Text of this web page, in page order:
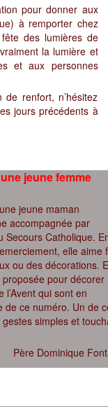
pour donner aux
à remporter chez
des lumières de
la lumière et
et aux personnes
renfort, n’hésitez
jours précédents à
jeune femme
jeune maman
accompagnée par
Secours Catholique.
elle aime
ou des décorations.
proposée pour décorer
l’Avent qui sont en
de ce numéro. Un de
simples et
Père Dominique